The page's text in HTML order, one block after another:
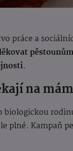
práce a
.
na
plné. Kampaň